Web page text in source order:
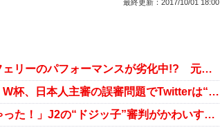
最終更新： 2017/10/01 18:00
「サッカーW杯誤審疑惑」西村雄一レフェリーのパフォーマンスが劣化中!? 元日本代表からも疑問の声
過去には選手に「死ね！」と恫喝も!? W杯、日本人主審の誤審問題でTwitterは“Nishimura”罵倒祭り！
「イエローカードを、お口にくわえちゃった！」J2の“ドジッ子”審判がかわいすぎると話題に